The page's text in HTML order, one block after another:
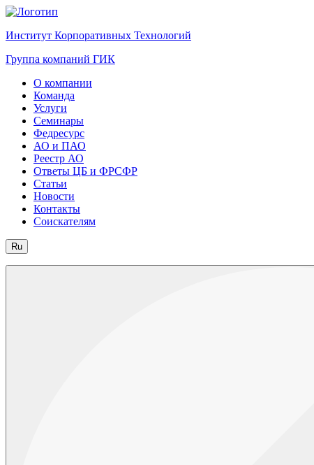
Институт Корпоративных Технологий
Группа компаний ГИК
О компании
Команда
Услуги
Семинары
Федресурс
АО и ПАО
Реестр АО
Ответы ЦБ и ФРСФР
Статьи
Новости
Контакты
Соискателям
Ru